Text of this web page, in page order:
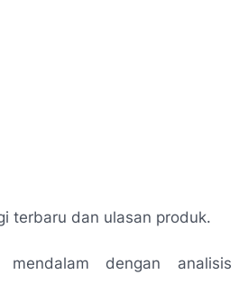
terbaru dan ulasan produk.
dengan analisis